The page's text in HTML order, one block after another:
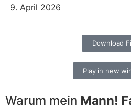
9. April 2026
Download
Play in new
Warum mein Mann!